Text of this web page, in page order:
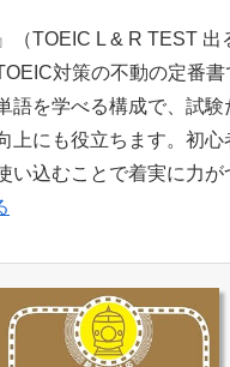
（TOEIC L & R TEST 出
対策の不動の定番
語を学べる構成で、試験
上にも役立ちます。初心
い込むことで着実に力